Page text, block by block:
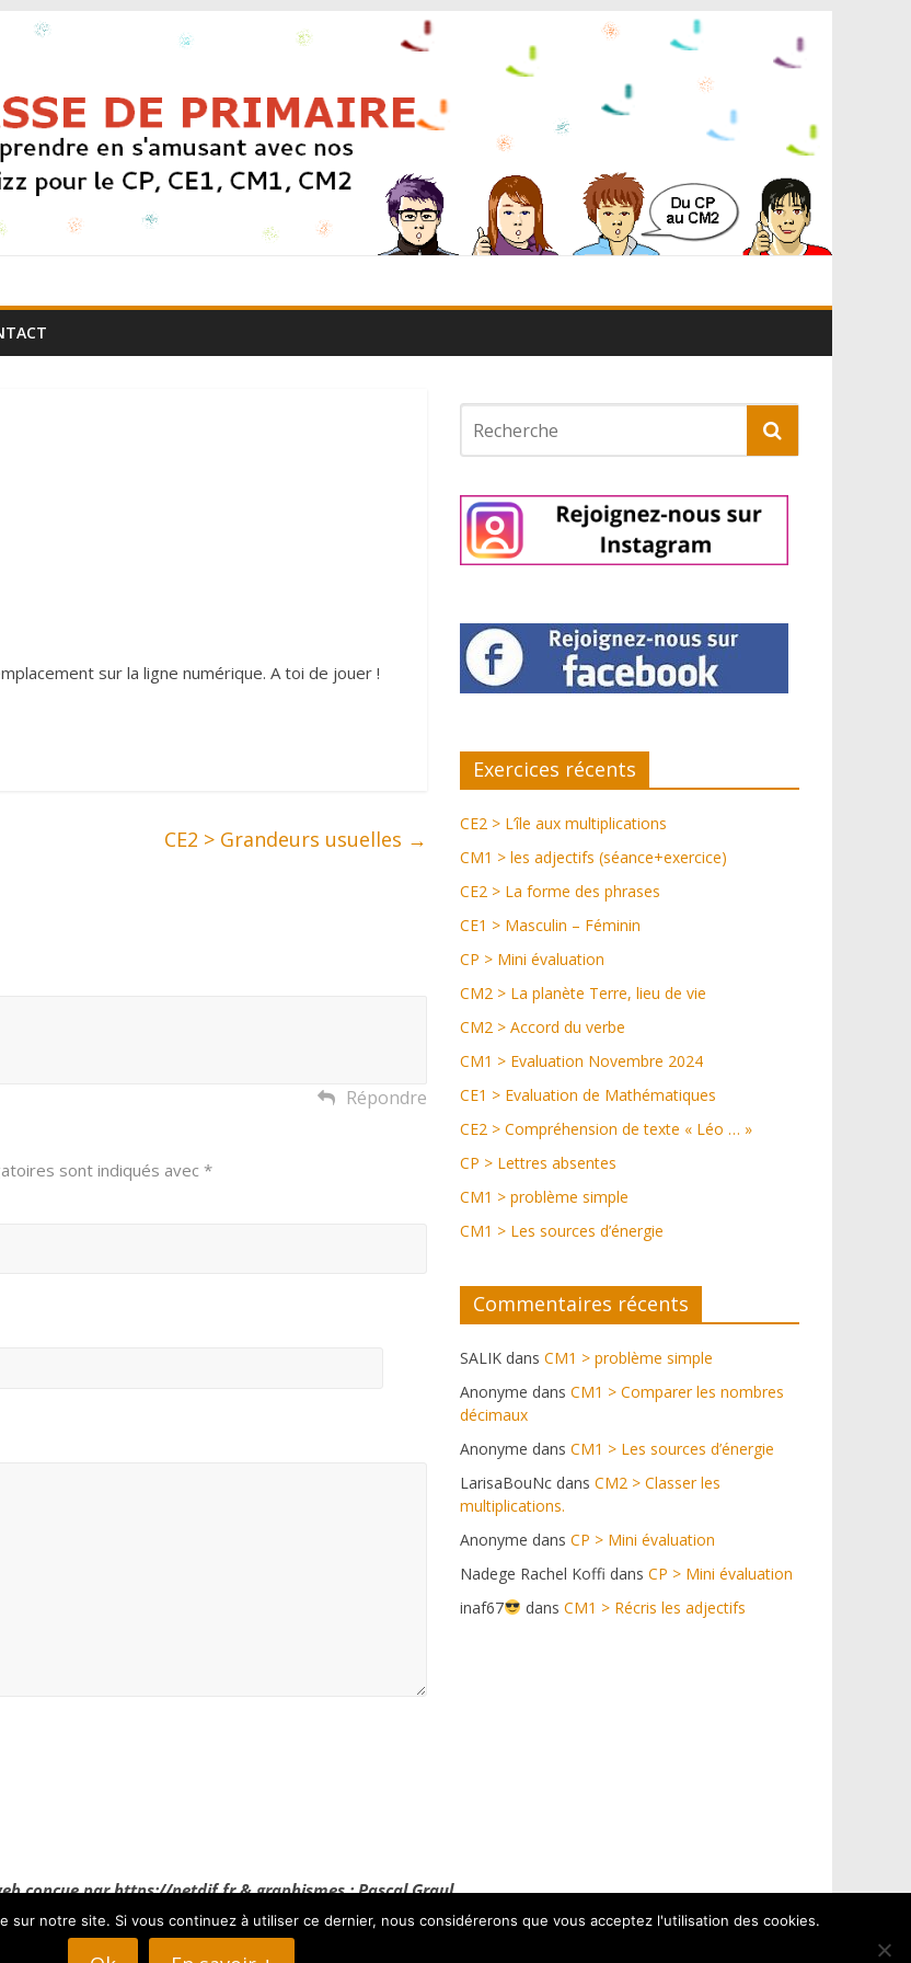
sur la ligne numérique. A toi de jouer !
CE2 > Grandeurs usuelles →
Répondre
sont indiqués avec*
Exercices récents
CE2 > L’île aux multiplications
CM1 > les adjectifs (séance+exercice)
CE2 > La forme des phrases
CE1 > Masculin – Féminin
CP > Mini évaluation
CM2 > La planète Terre, lieu de vie
CM2 > Accord du verbe
CM1 > Evaluation Novembre 2024
CE1 > Evaluation de Mathématiques
CE2 > Compréhension de texte « Léo … »
CP > Lettres absentes
CM1 > problème simple
CM1 > Les sources d’énergie
Commentaires récents
SALIK dans CM1 > problème simple
Anonyme dans CM1 > Comparer les nombres
décimaux
Anonyme dans CM1 > Les sources d’énergie
LarisaBouNc dans CM2 > Classer les
multiplications.
Anonyme dans CP > Mini évaluation
Nadege Rachel Koffi dans CP > Mini évaluation
inaf67
dans CM1 > Récris les adjectifs
conçue par https://netdif.fr & graphismes : Pascal Graul
sur notre site. Si vous continuez à utiliser ce dernier, nous considérerons que vous acceptez l'utilisation des cookies.